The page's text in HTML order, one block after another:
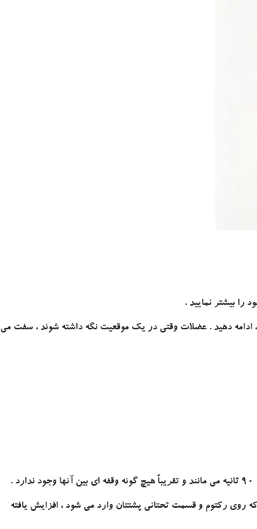
را بيشتر نماييد .
دهيد . عضلات وقتي در يک موقعيت نگه داشته شوند ، سفت مي
کنيد فشاري که روي رکتوم و قسمت تحتاني پشتتان وارد مي شود ، افزايش يافته